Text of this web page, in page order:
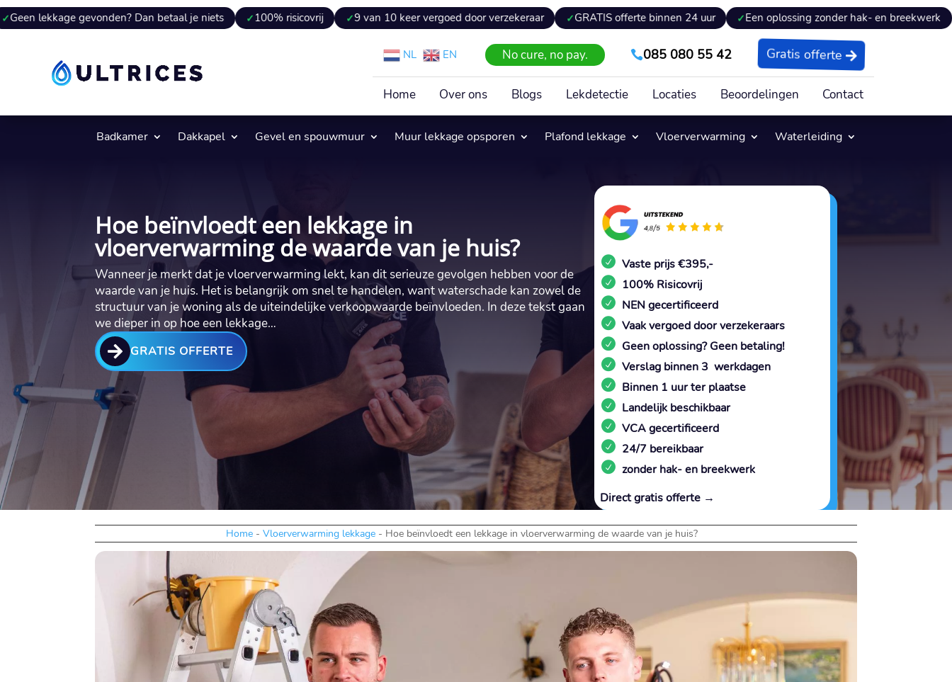
gevonden? Dan betaal je niets 100% risicovrij 9 van 10 keer vergoed door verzekeraar GRATIS offerte binnen 24 uur Een oplossing zonder hak- en breekwerk
NL EN No cure, no pay. 085 080 55 42 Gratis offerte
Home Over ons Blogs Lekdetectie Locaties Beoordelingen Contact
Badkamer Dakkapel Gevel en spouwmuur Muur lekkage opsporen Plafond lekkage Vloerverwarming Waterleiding
Hoe beïnvloedt een lekkage in
vloerverwarming de waarde van je huis?
Wanneer je merkt dat je vloerverwarming lekt, kan dit serieuze gevolgen hebben voor de
waarde van je huis.​ Het is belangrijk om snel te handelen, want waterschade kan zowel de
structuur van je woning als de uiteindelijke verkoopwaarde beïnvloeden.​ In deze tekst gaan
we dieper in op hoe een lekkage…
 GRATIS OFFERTE
Vaste prijs €395,-
100% Risicovrij
NEN gecertificeerd
Vaak vergoed door verzekeraars
Geen oplossing? Geen betaling!
Verslag binnen 3 werkdagen
Binnen 1 uur ter plaatse
Landelijk beschikbaar
VCA gecertificeerd
24/7 bereikbaar
zonder hak- en breekwerk
Direct gratis offerte →
Home - Vloerverwarming lekkage - Hoe beïnvloedt een lekkage in vloerverwarming de waarde van je huis?